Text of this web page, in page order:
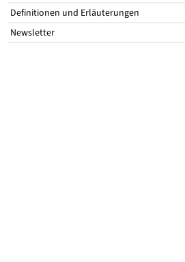
Definitionen und Erläuterungen
Newsletter